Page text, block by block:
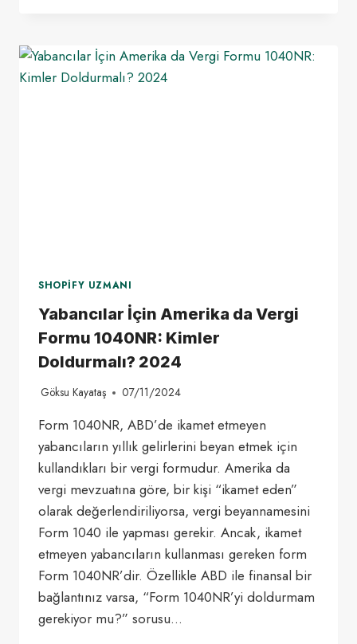
EDILIR?
2024
SHOPIFY UZMANI
Yabancılar İçin Amerika da Vergi
Formu 1040NR: Kimler
Doldurmalı? 2024
Göksu Kayataş 07/11/2024
Form 1040NR, ABD’de ikamet etmeyen
yabancıların yıllık gelirlerini beyan etmek için
kullandıkları bir vergi formudur. Amerika da
vergi mevzuatına göre, bir kişi “ikamet eden”
olarak değerlendiriliyorsa, vergi beyannamesini
Form 1040 ile yapması gerekir. Ancak, ikamet
etmeyen yabancıların kullanması gereken form
Form 1040NR’dir. Özellikle ABD ile finansal bir
bağlantınız varsa, “Form 1040NR’yi doldurmam
gerekiyor mu?” sorusu…